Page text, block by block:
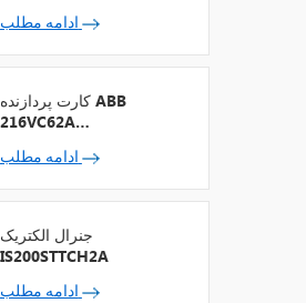
00
کارت پردازنده ABB
216VC62A
جنرال الکتریک
IS200STTCH2A